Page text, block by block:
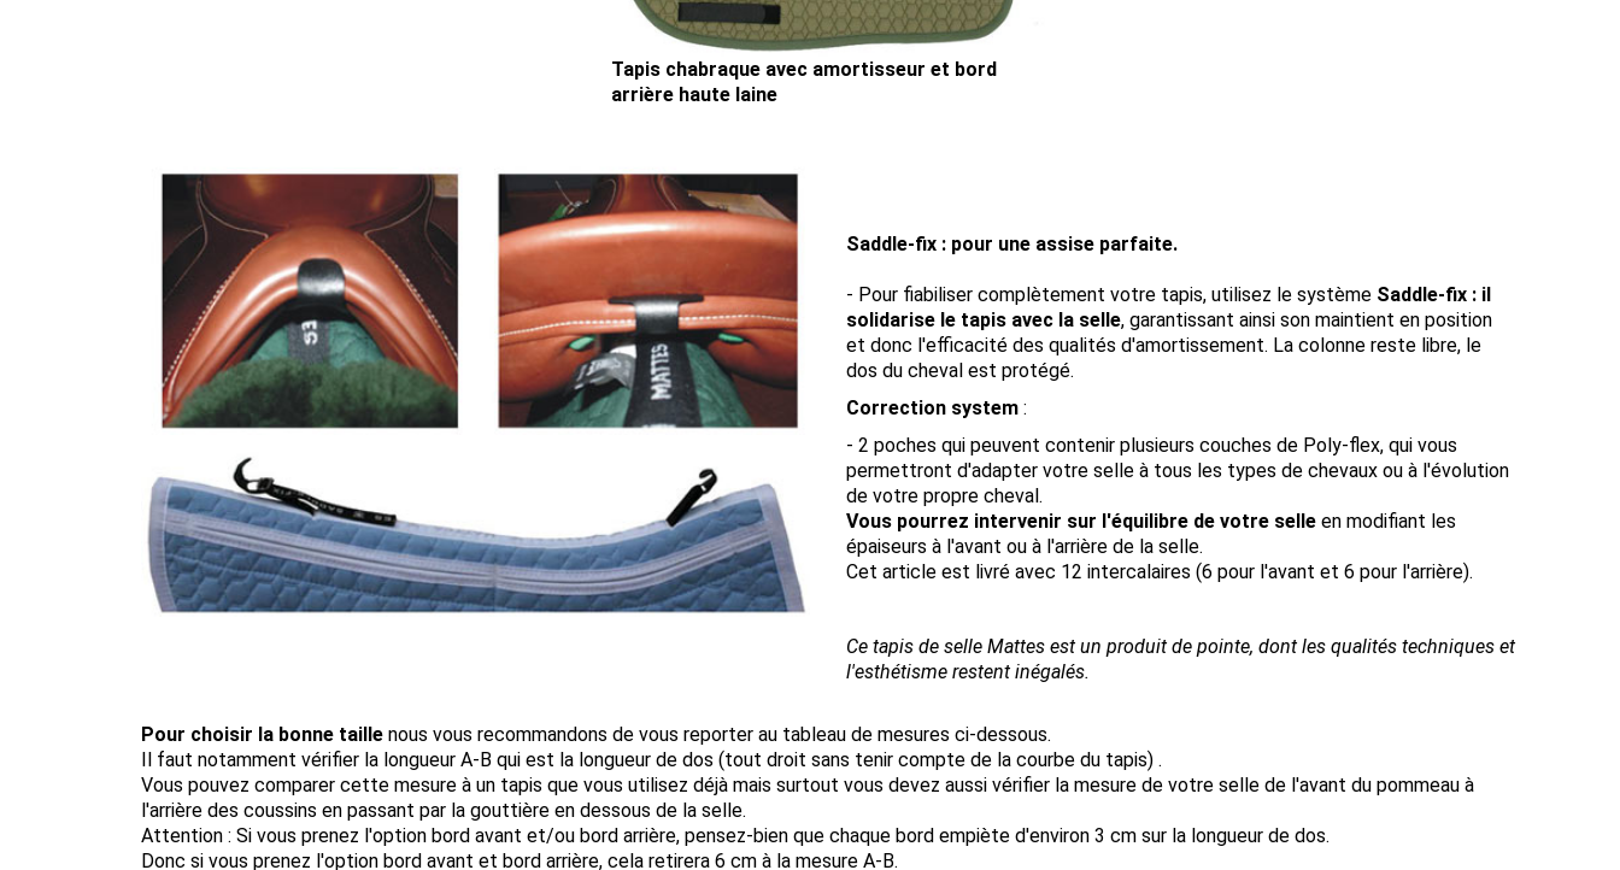
Tapis chabraque avec amortisseur et bord
arrière haute laine
Saddle-fix : pour une assise parfaite.
- Pour fiabiliser complètement votre tapis, utilisez le système Saddle-fix : il
solidarise le tapis avec la selle, garantissant ainsi son maintient en position
et donc l'efficacité des qualités d'amortissement. La colonne reste libre, le
dos du cheval est protégé.
Correction system :
- 2 poches qui peuvent contenir plusieurs couches de Poly-flex, qui vous
permettront d'adapter votre selle à tous les types de chevaux ou à l'évolution
de votre propre cheval.
Vous pourrez intervenir sur l'équilibre de votre selle en modifiant les
épaiseurs à l'avant ou à l'arrière de la selle.
Cet article est livré avec 12 intercalaires (6 pour l'avant et 6 pour l'arrière).
Ce tapis de selle Mattes est un produit de pointe, dont les qualités techniques et
l'esthétisme restent inégalés.
Pour choisir la bonne taille nous vous recommandons de vous reporter au tableau de mesures ci-dessous.
Il faut notamment vérifier la longueur A-B qui est la longueur de dos (tout droit sans tenir compte de la courbe du tapis) .
Vous pouvez comparer cette mesure à un tapis que vous utilisez déjà mais surtout vous devez aussi vérifier la mesure de votre selle de l'avant du pommeau à
l'arrière des coussins en passant par la gouttière en dessous de la selle.
Attention : Si vous prenez l'option bord avant et/ou bord arrière, pensez-bien que chaque bord empiète d'environ 3 cm sur la longueur de dos.
Donc si vous prenez l'option bord avant et bord arrière, cela retirera 6 cm à la mesure A-B.